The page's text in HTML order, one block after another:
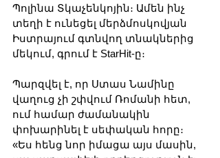
Պոլինա Տկաչենկոյին։ Ամեն ինչ
տեղի է ունեցել մերձմոսկովյան
Իստրայում գտնվող տնակներից
մեկում, գրում է StarHit-ը։
Պարզվել է, որ Ստաս Նամինը
վաղուց չի շփվում Ռոմանի հետ,
ում համար ժամանակին
փոխարինել է սեփական հորը։
«Ես հենց նոր իմացա այս մասին,